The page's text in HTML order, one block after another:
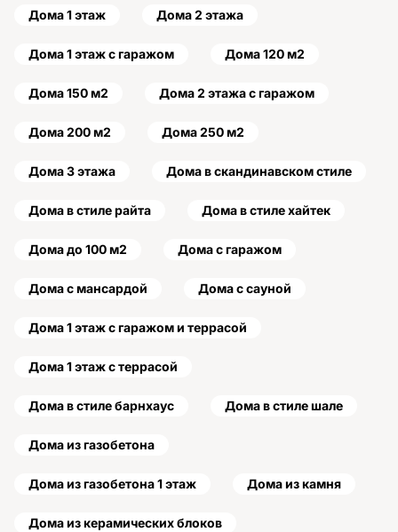
Дома 1 этаж Дома 2 этажа
Дома 1 этаж с гаражом Дома 120 м2
Дома 150 м2 Дома 2 этажа с гаражом
Дома 200 м2 Дома 250 м2
Дома 3 этажа Дома в скандинавском стиле
Дома в стиле райта Дома в стиле хайтек
Дома до 100 м2 Дома с гаражом
Дома с мансардой Дома с сауной
Дома 1 этаж с гаражом и террасой
Дома 1 этаж с террасой
Дома в стиле барнхаус Дома в стиле шале
Дома из газобетона
Дома из газобетона 1 этаж Дома из камня
Дома из керамических блоков